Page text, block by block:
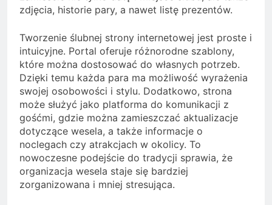
zdjęcia, historie pary, a nawet listę prezentów.
Tworzenie ślubnej strony internetowej jest proste i
intuicyjne. Portal oferuje różnorodne szablony,
które można dostosować do własnych potrzeb.
Dzięki temu każda para ma możliwość wyrażenia
swojej osobowości i stylu. Dodatkowo, strona
może służyć jako platforma do komunikacji z
gośćmi, gdzie można zamieszczać aktualizacje
dotyczące wesela, a także informacje o
noclegach czy atrakcjach w okolicy. To
nowoczesne podejście do tradycji sprawia, że
organizacja wesela staje się bardziej
zorganizowana i mniej stresująca.